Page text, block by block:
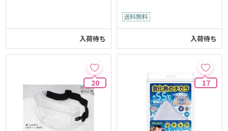
入荷待ち 入荷待ち
20 17